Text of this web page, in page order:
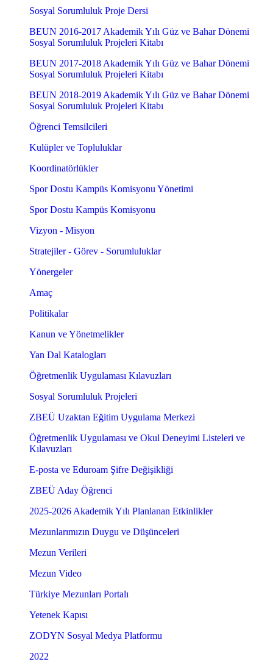
Sosyal Sorumluluk Proje Dersi
BEUN 2016-2017 Akademik Yılı Güz ve Bahar Dönemi
Sosyal Sorumluluk Projeleri Kitabı
BEUN 2017-2018 Akademik Yılı Güz ve Bahar Dönemi
Sosyal Sorumluluk Projeleri Kitabı
BEUN 2018-2019 Akademik Yılı Güz ve Bahar Dönemi
Sosyal Sorumluluk Projeleri Kitabı
Öğrenci Temsilcileri
Kulüpler ve Topluluklar
Koordinatörlükler
Spor Dostu Kampüs Komisyonu Yönetimi
Spor Dostu Kampüs Komisyonu
Vizyon - Misyon
Stratejiler - Görev - Sorumluluklar
Yönergeler
Amaç
Politikalar
Kanun ve Yönetmelikler
Yan Dal Katalogları
Öğretmenlik Uygulaması Kılavuzları
Sosyal Sorumluluk Projeleri
ZBEÜ Uzaktan Eğitim Uygulama Merkezi
Öğretmenlik Uygulaması ve Okul Deneyimi Listeleri ve
Kılavuzları
E-posta ve Eduroam Şifre Değişikliği
ZBEÜ Aday Öğrenci
2025-2026 Akademik Yılı Planlanan Etkinlikler
Mezunlarımızın Duygu ve Düşünceleri
Mezun Verileri
Mezun Video
Türkiye Mezunları Portalı
Yetenek Kapısı
ZODYN Sosyal Medya Platformu
2022